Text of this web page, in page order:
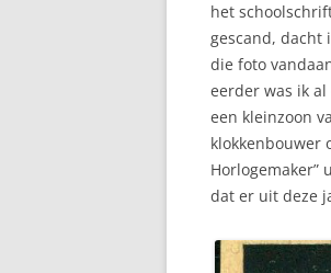
het
gescand, dacht
die foto
eerder was ik al
een kleinzoon
klokkenbouwer
Horlogemaker”
dat er uit deze